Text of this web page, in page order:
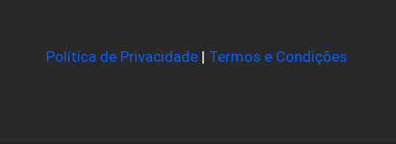
Política de Privacidade| Termos e Condições